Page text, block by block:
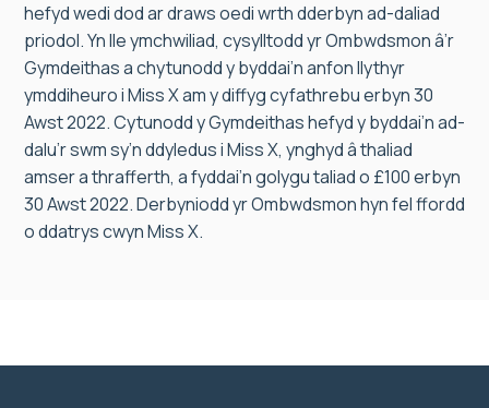
hefyd wedi dod ar draws oedi wrth dderbyn ad-daliad
priodol. Yn lle ymchwiliad, cysylltodd yr Ombwdsmon â’r
Gymdeithas a chytunodd y byddai’n anfon llythyr
ymddiheuro i Miss X am y diffyg cyfathrebu erbyn 30
Awst 2022. Cytunodd y Gymdeithas hefyd y byddai’n ad-
dalu’r swm sy’n ddyledus i Miss X, ynghyd â thaliad
amser a thrafferth, a fyddai’n golygu taliad o £100 erbyn
30 Awst 2022. Derbyniodd yr Ombwdsmon hyn fel ffordd
o ddatrys cwyn Miss X.